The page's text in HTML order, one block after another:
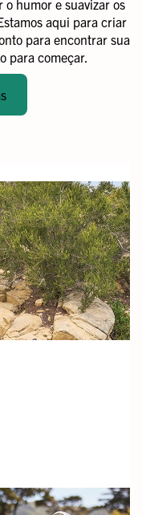
humor e suavizar os
aqui para criar
para encontrar sua
para começar.